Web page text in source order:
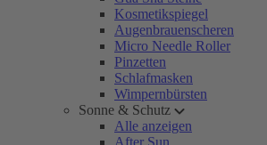
Kosmetikspiegel
Augenbrauenscheren
Micro Needle Roller
Pinzetten
Schlafmasken
Wimpernbürsten
Sonne & Schutz
Alle anzeigen
After Sun